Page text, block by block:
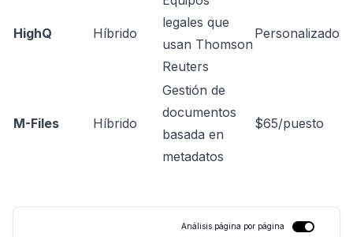
HighQ Híbrido
legales que
usan Thomson
Reuters
Personalizado
M-Files Híbrido
Gestión de
documentos
basada en
metadatos
$65/puesto
Análisis página por página